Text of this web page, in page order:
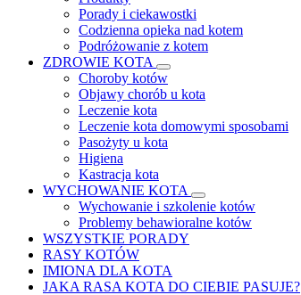
Porady i ciekawostki
Codzienna opieka nad kotem
Podróżowanie z kotem
ZDROWIE KOTA
Choroby kotów
Objawy chorób u kota
Leczenie kota
Leczenie kota domowymi sposobami
Pasożyty u kota
Higiena
Kastracja kota
WYCHOWANIE KOTA
Wychowanie i szkolenie kotów
Problemy behawioralne kotów
WSZYSTKIE PORADY
RASY KOTÓW
IMIONA DLA KOTA
JAKA RASA KOTA DO CIEBIE PASUJE?